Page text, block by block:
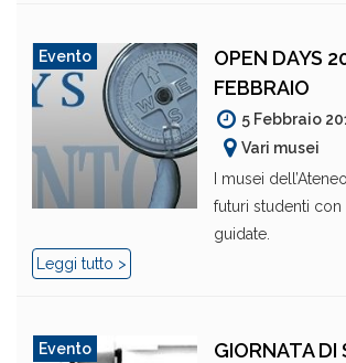
Evento
OPEN DAYS
FEBBRAIO
5 Febbraio
Vari musei
I musei
futuri studenti
guidate.
Leggi tutto >
Evento
GIORNATA DI